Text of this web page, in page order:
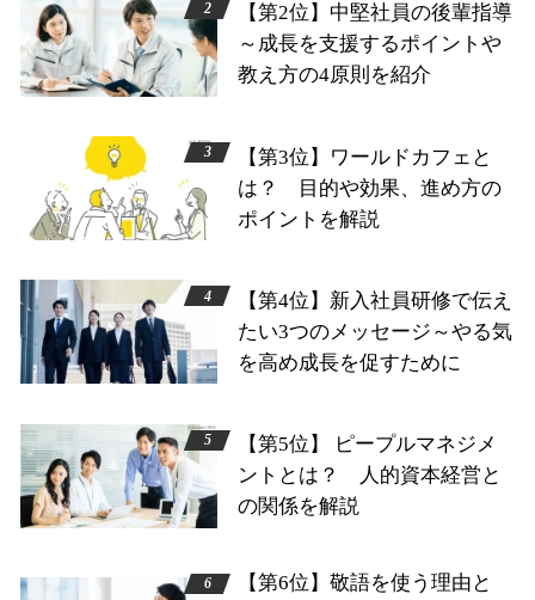
【第2位】中堅社員の後輩指導
～成長を支援するポイントや
教え方の4原則を紹介
【第3位】ワールドカフェと
は？ 目的や効果、進め方の
ポイントを解説
【第4位】新入社員研修で伝え
たい3つのメッセージ～やる気
を高め成長を促すために
【第5位】 ピープルマネジメ
ントとは？ 人的資本経営と
の関係を解説
【第6位】敬語を使う理由と